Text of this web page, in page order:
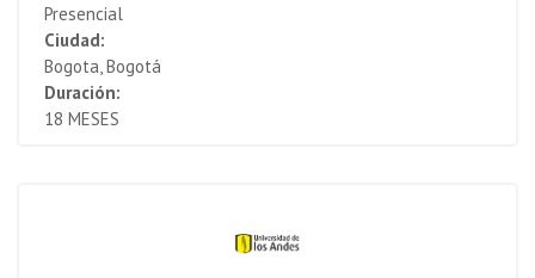
Presencial
Ciudad:
Bogota, Bogotá
Duración:
18 MESES